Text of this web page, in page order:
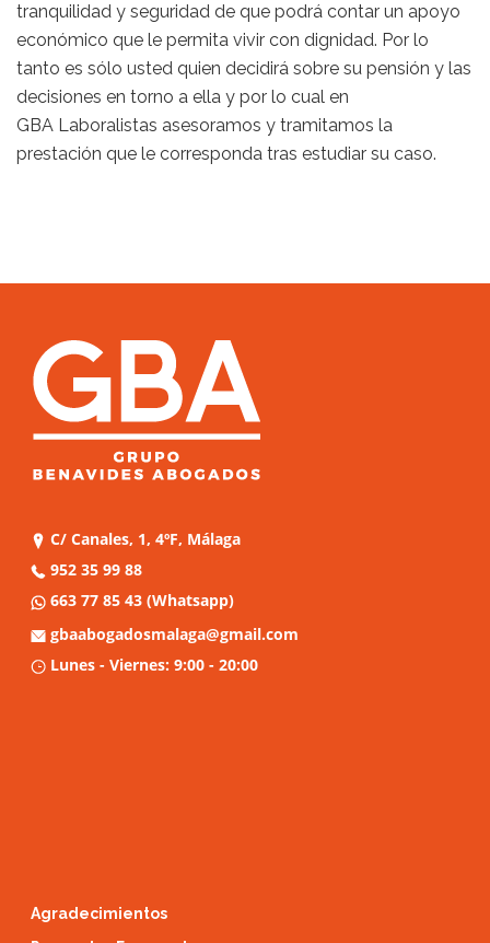
tranquilidad y seguridad de que podrá contar un apoyo
económico que le permita vivir con dignidad. Por lo
tanto es sólo usted quien decidirá sobre su pensión y las
decisiones en torno a ella y por lo cual en
GBA Laboralistas asesoramos y tramitamos la
prestación que le corresponda tras estudiar su caso.
C/ Canales, 1, 4ºF, Málaga
952 35 99 88
663 77 85 43 (Whatsapp)
gbaabogadosmalaga@gmail.com
Lunes - Viernes: 9:00 - 20:00
Agradecimientos